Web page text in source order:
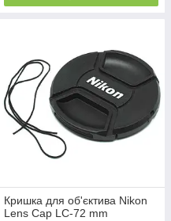
Кришка для об'єктива Nikon
Lens Cap LC-72 mm